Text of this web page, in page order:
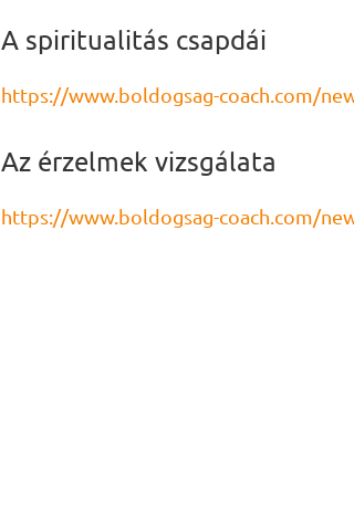
A spiritualitás csapdái
https://www.boldogsag-coach.com/
Az érzelmek vizsgálata
https://www.boldogsag-coach.com/